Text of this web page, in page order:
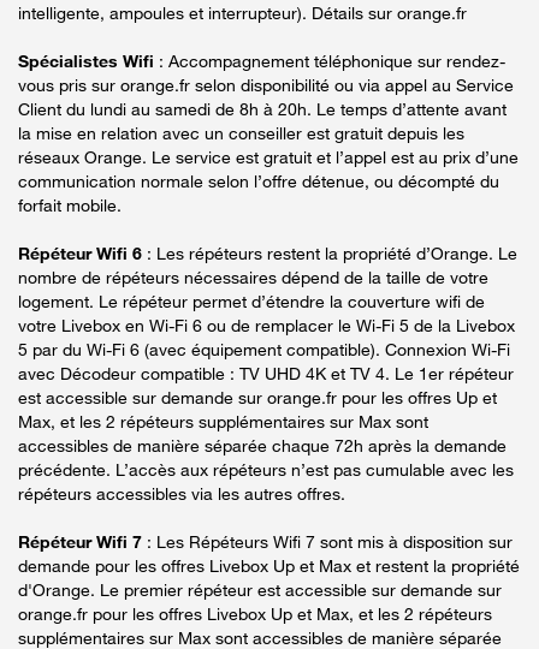
intelligente, ampoules et interrupteur). Détails sur orange.fr
Spécialistes Wifi : Accompagnement téléphonique sur rendez-
vous pris sur orange.fr selon disponibilité ou via appel au Service
Client du lundi au samedi de 8h à 20h. Le temps d’attente avant
la mise en relation avec un conseiller est gratuit depuis les
réseaux Orange. Le service est gratuit et l’appel est au prix d’une
communication normale selon l’offre détenue, ou décompté du
forfait mobile.
Répéteur Wifi 6 : Les répéteurs restent la propriété d’Orange. Le
nombre de répéteurs nécessaires dépend de la taille de votre
logement. Le répéteur permet d’étendre la couverture wifi de
votre Livebox en Wi-Fi 6 ou de remplacer le Wi-Fi 5 de la Livebox
5 par du Wi-Fi 6 (avec équipement compatible). Connexion Wi-Fi
avec Décodeur compatible : TV UHD 4K et TV 4. Le 1er répéteur
est accessible sur demande sur orange.fr pour les offres Up et
Max, et les 2 répéteurs supplémentaires sur Max sont
accessibles de manière séparée chaque 72h après la demande
précédente. L’accès aux répéteurs n’est pas cumulable avec les
répéteurs accessibles via les autres offres.
Répéteur Wifi 7 : Les Répéteurs Wifi 7 sont mis à disposition sur
demande pour les offres Livebox Up et Max et restent la propriété
d'Orange. Le premier répéteur est accessible sur demande sur
orange.fr pour les offres Livebox Up et Max, et les 2 répéteurs
supplémentaires sur Max sont accessibles de manière séparée